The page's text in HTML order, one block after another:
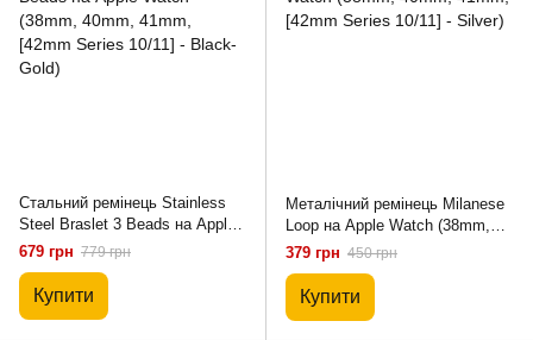
Стальний ремінець Stainless
Steel Braslet 3 Beads на Apple
Watch (38mm, 40mm, 41mm,
Gold)
679 грн 779 грн
Купити
Металічний ремінець Milanese
Loop на Apple Watch (38mm,
40mm, 41mm, [42mm Series
379 грн 450 грн
Купити